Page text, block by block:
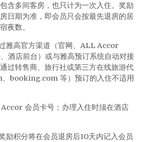
含多间客房，也只计为一次入住。奖励
日期为准，即会员只会按最先退房的居
夜数。
雅高官方渠道（官网、ALL Accor
酒店前台）或与雅高预订系统自动对接
过转售商、旅行社或第三方在线旅游代
booking.com 等）预订的入住不适用
会员卡号；办理入住时须在酒店
励积分将在会员退房后10天内记入会员